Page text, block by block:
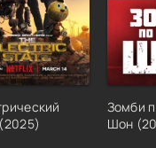
Зомби
Шон